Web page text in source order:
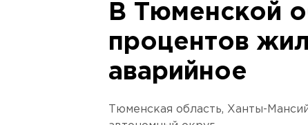
В Тюменской
процентов
аварийное
Тюменская область, Ханты-